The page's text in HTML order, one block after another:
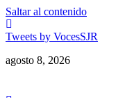
Saltar al contenido
Tweets by VocesSJR
agosto 8, 2026